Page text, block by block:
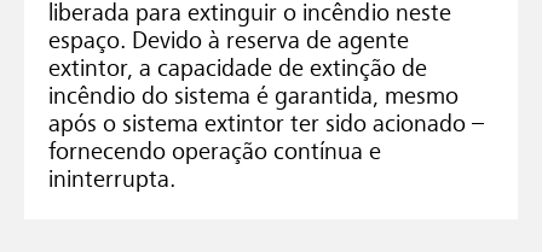
liberada para extinguir o incêndio neste
espaço. Devido à reserva de agente
extintor, a capacidade de extinção de
incêndio do sistema é garantida, mesmo
após o sistema extintor ter sido acionado –
fornecendo operação contínua e
ininterrupta.